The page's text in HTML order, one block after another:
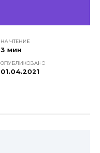
НА ЧТЕНИЕ
3 мин
ОПУБЛИКОВАНО
01.04.2021